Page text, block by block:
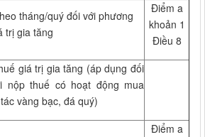
tháng/quý đối với phương
trị gia tăng
Điểm a
khoản 1
Điều 8
giá trị gia tăng (áp dụng đối
nộp thuế có hoạt động mua
vàng bạc, đá quý)
Điểm a